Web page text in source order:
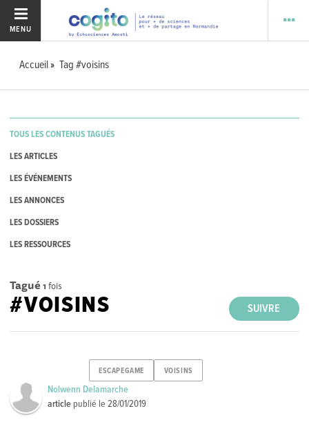
MENU
Accueil Tag #voisins
TOUS LES CONTENUS TAGUÉS
LES ARTICLES
LES ÉVÉNEMENTS
LES ANNONCES
LES DOSSIERS
LES RESSOURCES
Tagué 1 fois
SUIVRE
#VOISINS
ESCAPEGAME VOISINS
Nolwenn Delamarche
article publié le28/01/2019